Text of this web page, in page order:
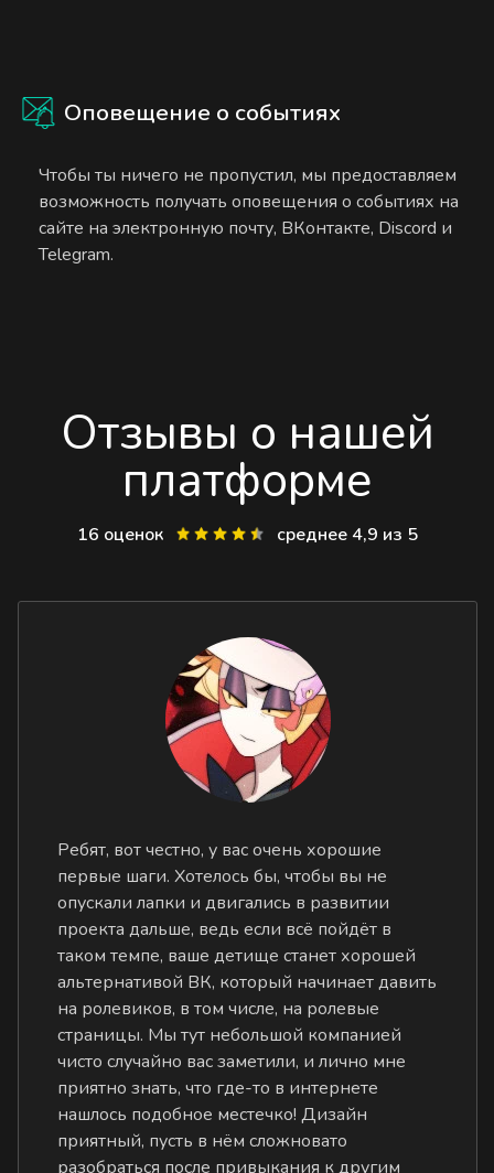
Оповещение о событиях
Чтобы ты ничего не пропустил, мы предоставляем
возможность получать оповещения о событиях на
сайте на электронную почту, ВКонтакте, Discord и
Telegram.
Отзывы о нашей
платформе
16 оценок среднее 4,9 из 5
Ребят, вот честно, у вас очень хорошие
первые шаги. Хотелось бы, чтобы вы не
опускали лапки и двигались в развитии
проекта дальше, ведь если всё пойдёт в
таком темпе, ваше детище станет хорошей
альтернативой ВК, который начинает давить
на ролевиков, в том числе, на ролевые
страницы. Мы тут небольшой компанией
чисто случайно вас заметили, и лично мне
приятно знать, что где-то в интернете
нашлось подобное местечко! Дизайн
приятный, пусть в нём сложновато
разобраться после привыкания к другим